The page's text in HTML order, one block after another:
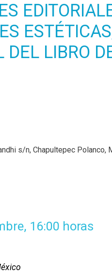
DEL LIBRO
s/n, Chapultepec Polanco,
16:00 horas